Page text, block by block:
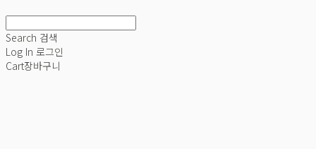
Search 검색
Log In 로그인
Cart장바구니